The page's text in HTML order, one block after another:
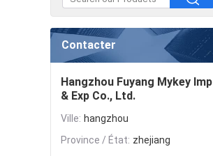
Contacter
Hangzhou Fuyang Mykey Imp
& Exp Co., Ltd.
Ville: hangzhou
Province / État: zhejiang